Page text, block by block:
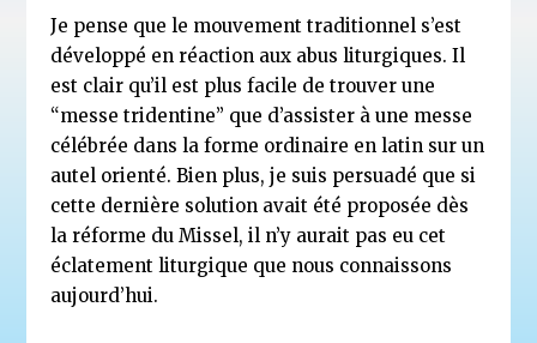
Je pense que le mouvement traditionnel s’est
développé en réaction aux abus liturgiques. Il
est clair qu’il est plus facile de trouver une
“messe tridentine” que d’assister à une messe
célébrée dans la forme ordinaire en latin sur un
autel orienté. Bien plus, je suis persuadé que si
cette dernière solution avait été proposée dès
la réforme du Missel, il n’y aurait pas eu cet
éclatement liturgique que nous connaissons
aujourd’hui.